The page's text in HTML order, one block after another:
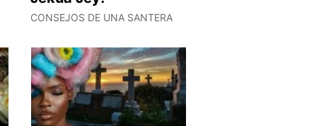
CONSEJOS DE UNA SANTERA